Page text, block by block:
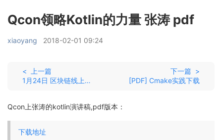
Qcon领略Kotlin的力量 张涛 pdf
xiaoyang 2018-02-01 09:24
< 上一篇
1月24日 区块链线上分享 ppt下载
下一篇 >
[PDF] Cmake实践下载
Qcon上张涛的kotlin演讲稿,pdf版本：
下载地址